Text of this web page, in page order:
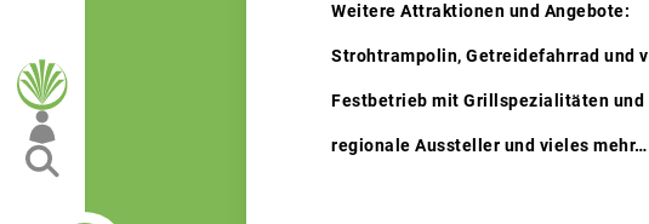
Weitere Attraktionen und Angebote:
Strohtrampolin, Getreidefahrrad und
Festbetrieb mit Grillspezialitäten und
regionale Aussteller und vieles mehr…